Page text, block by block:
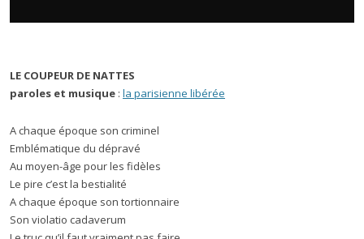
LE COUPEUR DE NATTES
paroles et musique : la parisienne libérée
A chaque époque son criminel
Emblématique du dépravé
Au moyen-âge pour les fidèles
Le pire c’est la bestialité
A chaque époque son tortionnaire
Son violatio cadaverum